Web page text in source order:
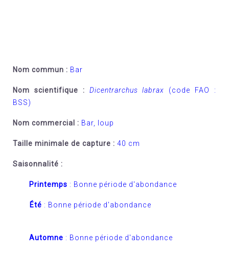
Nom commun : Bar
Nom scientifique : Dicentrarchus labrax
(code FAO :
BSS)
Nom commercial : Bar, loup
Taille minimale de capture : 40 cm
Saisonnalité :
Printemps : Bonne période d'abondance
Été : Bonne période d'abondance
Automne : Bonne période d'abondance